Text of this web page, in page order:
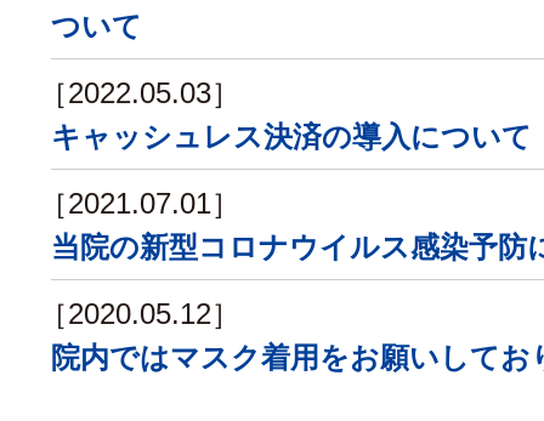
ついて
［2022.05.03］
キャッシュレス決済の導入につい
［2021.07.01］
当院の新型コロナウイルス感染予防
［2020.05.12］
院内ではマスク着用をお願いしてお